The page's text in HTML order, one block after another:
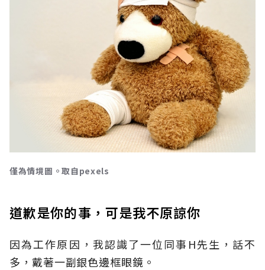
僅為情境圖。取自pexels
道歉是你的事，可是我不原諒你
因為工作原因，我認識了一位同事H先生，話不
多，戴著一副銀色邊框眼鏡。